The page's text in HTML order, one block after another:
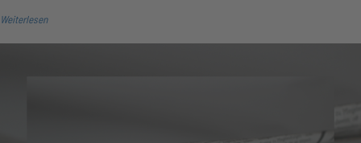
Weiterlesen